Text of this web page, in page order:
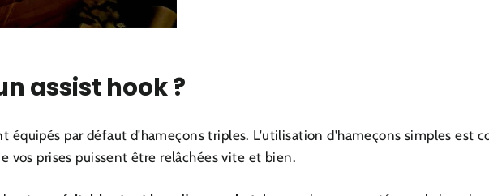
assist hook ?
équipés par défaut d'hameçons triples. L'utilisation d'hameçons simples est
vos prises puissent être relâchées vite et bien.